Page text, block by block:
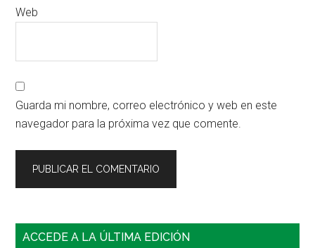
Web
Guarda mi nombre, correo electrónico y web en este
navegador para la próxima vez que comente.
Barra
ACCEDE A LA ÚLTIMA EDICIÓN